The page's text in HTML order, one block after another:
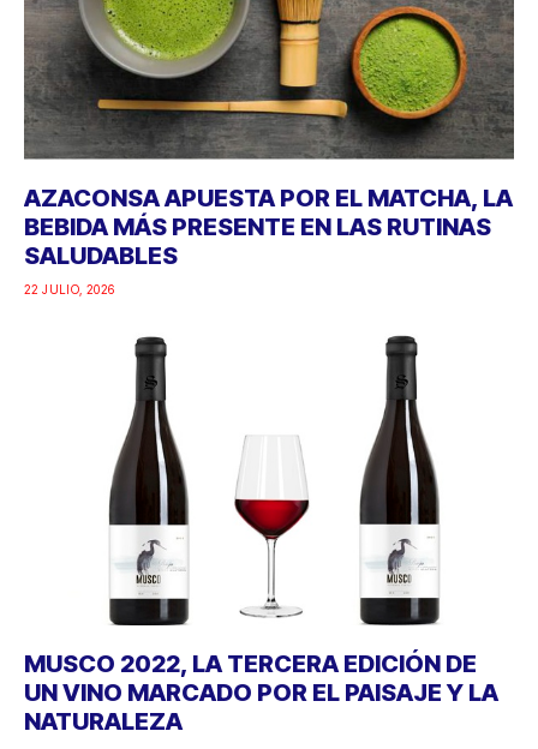
AZACONSA APUESTA POR EL MATCHA, LA
BEBIDA MÁS PRESENTE EN LAS RUTINAS
SALUDABLES
22 JULIO, 2026
MUSCO 2022, LA TERCERA EDICIÓN DE
UN VINO MARCADO POR EL PAISAJE Y LA
NATURALEZA